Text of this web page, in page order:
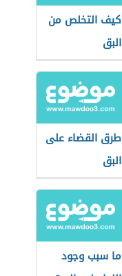
كيف التخلص من
البق
طرق القضاء على
البق
ما سبب وجود